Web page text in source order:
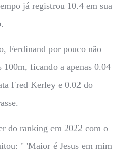
já registrou 10.4 em sua
Ferdinand por pouco não
100m, ficando a apenas 0.04
Fred Kerley e 0.02 do
do ranking em 2022 com o
" 'Maior é Jesus em mim